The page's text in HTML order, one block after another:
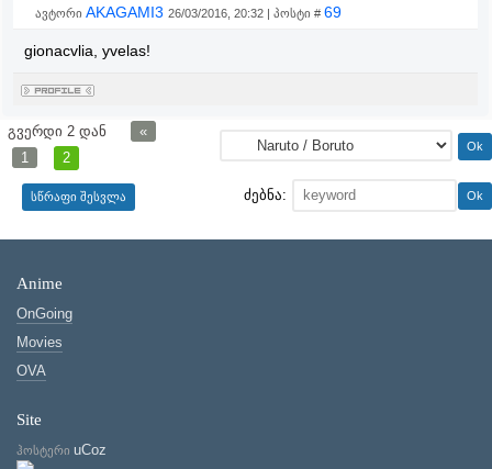
ავტორი AKAGAMI3 26/03/2016, 20:32 | პოსტი # 69
gionacvlia, yvelas!
გვერდი 2 დან
«
1
2
ძებნა:
Anime
OnGoing
Movies
OVA
Site
ჰოსტერი uCoz